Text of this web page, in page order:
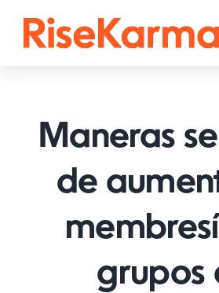
TikTok
Facebook
Twitter (𝕏)
Maneras
de
grupos